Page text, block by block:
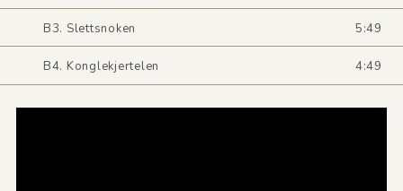
B3. Slettsnoken 5:49
B4. Konglekjertelen 4:49